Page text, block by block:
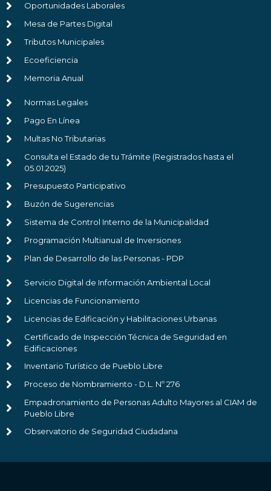
Oportunidades Laborales
Mesa de Partes Digital
Tributos Municipales
Ecoeficiencia
Memoria Anual
Normas Legales
Pago En Línea
Multas No Tributarias
Consulta el Estado de tu Trámite (Registrados hasta el
05.01.2025)
Presupuesto Participativo
Buzón de Sugerencias
Sistema de Control Interno de la Municipalidad
Programación Multianual de Inversiones
Plan de Desarrollo de las Personas - PDP
Servicio Digital de Información Ambiental Local
Licencias de Funcionamiento
Licencias de Edificación y Habilitaciones Urbanas
Certificado de Inspección Técnica de Seguridad en
Edificaciones
Inventario Turístico de Pueblo Libre
Proceso de Nombramiento - D.L. Nº 276
Empadronamiento de Personas Adulto Mayores al CIAM de
Pueblo Libre
Observatorio de Seguridad Ciudadana